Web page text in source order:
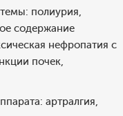
полиурия,
содержание
нефропатия с
почек,
артралгия,